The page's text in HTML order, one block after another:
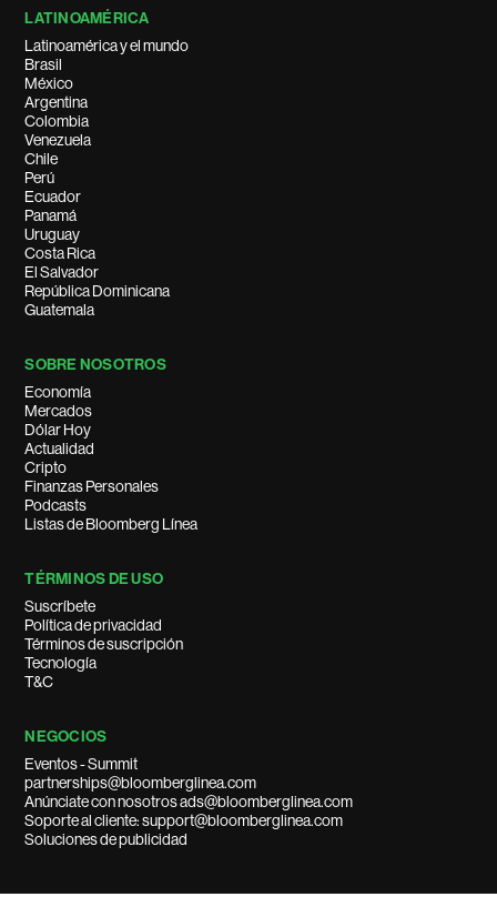
LATINOAMÉRICA
Latinoamérica y el mundo
Brasil
México
Argentina
Colombia
Venezuela
Chile
Perú
Ecuador
Panamá
Uruguay
Costa Rica
El Salvador
República Dominicana
Guatemala
SOBRE NOSOTROS
Economía
Mercados
Dólar Hoy
Actualidad
Cripto
Finanzas Personales
Podcasts
Listas de Bloomberg Línea
TÉRMINOS DE USO
Suscríbete
Política de privacidad
Términos de suscripción
Tecnología
T&C
NEGOCIOS
Eventos - Summit
partnerships@bloomberglinea.com
Anúnciate con nosotros ads@bloomberglinea.com
Soporte al cliente: support@bloomberglinea.com
Soluciones de publicidad